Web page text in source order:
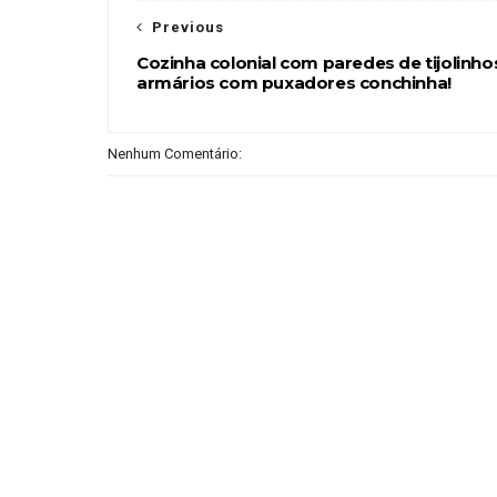
Previous
Cozinha colonial com paredes de
armários com puxadores conchinha!
Nenhum Comentário: